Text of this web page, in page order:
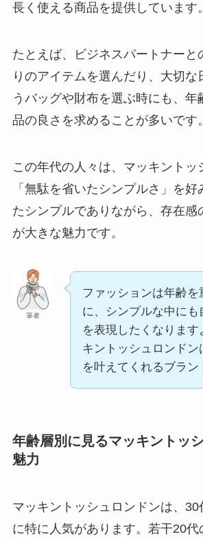
長く使える商品を提供しています。
たとえば、ビジネスパートナーと
りのアイテムを選んだり、大切な
うバッグや財布を選ぶ時にも、年
品の良さを求めることが多いです。
この年代の人々は、マッキントッ
「無駄を省いたシンプルさ」を好
たシンプルでありながら、存在感
が大きな魅力です。
筆者
ファッションは年齢を
に、シンプルな中にも
を表現したくなります
キントッシュロンドン
を叶えてくれるブラン
年齢層別に見るマッキントッ
魅力
マッキントッシュロンドンは、
に特に人気があります。若干20代